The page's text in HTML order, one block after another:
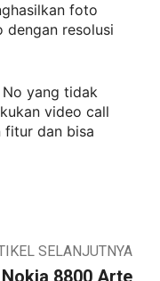
foto
dengan resolusi
No yang tidak
video call
fitur dan bisa
SELANJUTNYA
Nokia 8800 Arte